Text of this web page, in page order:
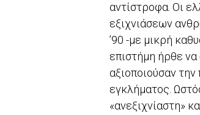
αντίστροφα. Οι
εξιχνιάσεων
’90 -με μικρή
επιστήμη ήρθε
αξιοποιούσαν
εγκλήματος.
«ανεξιχνίαστη»